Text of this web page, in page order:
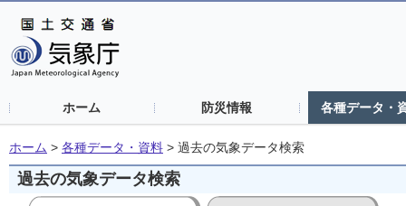
ホーム 防災情報 各種データ・
ホーム > 各種データ・資料 > 過去の気象データ検索
過去の気象データ検索